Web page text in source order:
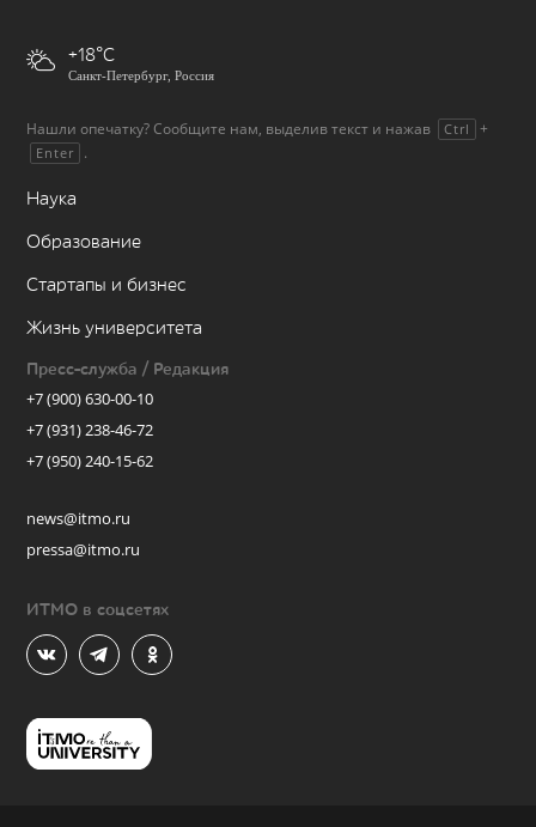
+18
Санкт-Петербург, Россия
Нашли опечатку? Сообщите нам, выделив текст и нажав Ctrl +
Enter .
Наука
Образование
Стартапы и бизнес
Жизнь университета
Пресс-служба / Редакция
+7 (900) 630-00-10
+7 (931) 238-46-72
+7 (950) 240-15-62
news@itmo.ru
pressa@itmo.ru
ИТМО в соцсетях